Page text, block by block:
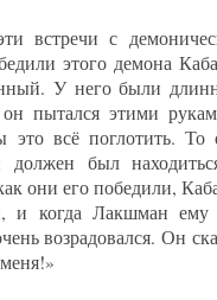
встречи с
этого демона
У него были
пытался этими
всё поглотить. То
был
они его победили,
и когда Лакшман ему
возрадовался. Он